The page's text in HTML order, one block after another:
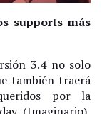
supports más
3.4 no solo
también traerá
por la